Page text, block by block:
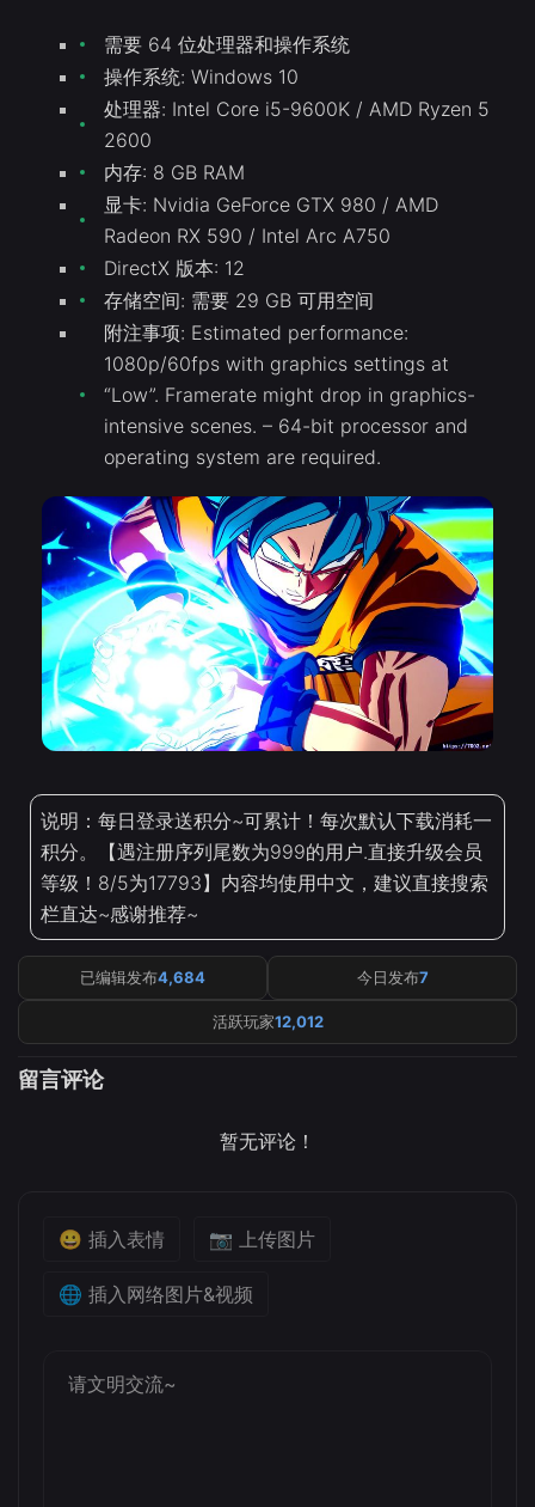
需要 64 位处理器和操作系统
操作系统: Windows 10
处理器: Intel Core i5-9600K / AMD Ryzen 5
2600
内存: 8 GB RAM
显卡: Nvidia GeForce GTX 980 / AMD
Radeon RX 590 / Intel Arc A750
DirectX 版本: 12
存储空间: 需要 29 GB 可用空间
附注事项: Estimated performance:
1080p/60fps with graphics settings at
“Low”. Framerate might drop in graphics-
intensive scenes. – 64-bit processor and
operating system are required.
说明：每日登录送积分~可累计！每次默认下载消耗一
积分。【遇注册序列尾数为999的用户.直接升级会员
等级！8/5为17793】内容均使用中文，建议直接搜索
栏直达~感谢推荐~
已编辑发布4,684 今日发布7
活跃玩家12,012
留言评论
暂无评论！
😀 插入表情 📷 上传图片
🌐 插入网络图片&视频